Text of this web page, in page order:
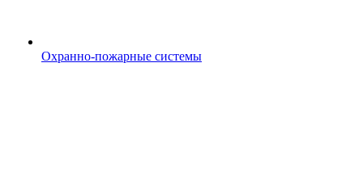
Охранно-пожарные системы